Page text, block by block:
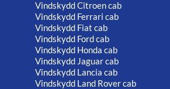
Vindskydd Citroen cab
Vindskydd Ferrari cab
Vindskydd Fiat cab
Vindskydd Ford cab
Vindskydd Honda cab
Vindskydd Jaguar cab
Vindskydd Lancia cab
Vindskydd Land Rover cab